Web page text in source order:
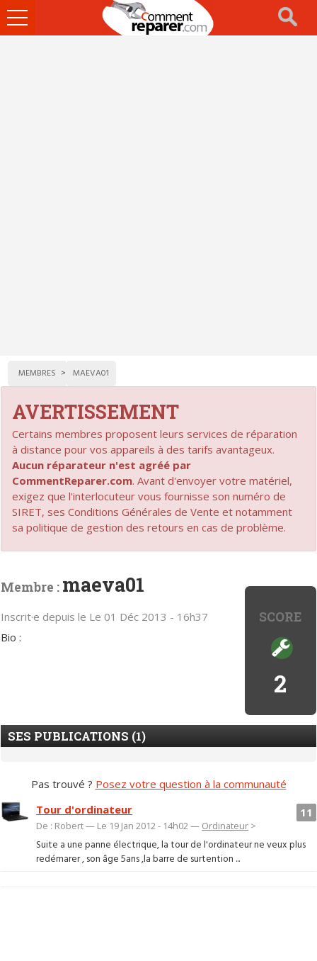
Ouvrir
le
MEMBRES MAEVA01
AVERTISSEMENT
Certains membres proposent leurs services de réparation
à distance pour vos appareils à des tarifs avantageux.
Aucun réparateur n'est agréé par
CommentReparer.com. Avant d'envoyer votre matériel,
exigez que l'interlocuteur vous fournisse son numéro de
SIRET, ses Conditions Générales de Vente et notamment
sa politique de gestion des retours en cas de problème.
SCORE
2
Membre : maeva01
Inscrit·e depuis le Le 01 Déc 2013 - 16h37
Bio :
SES PUBLICATIONS (1)
Pas trouvé ? Posez votre question à la communauté
11
Tour d'ordinateur
De : Robert — Le 19 Jan 2012 - 14h02 — Ordinateur >
Suite a une panne électrique, la tour de l'ordinateur ne veux plus
redémarer , son âge 5ans ,la barre de surtention ...